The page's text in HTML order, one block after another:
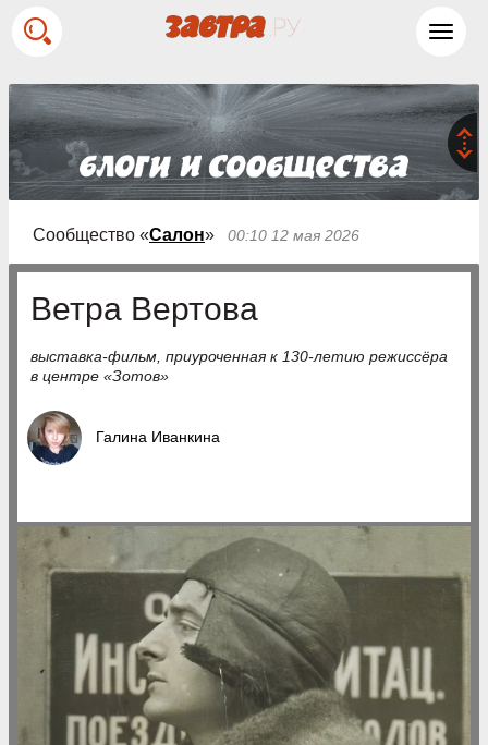
Сообщество «Салон» 00:10 12 мая 2026
Ветра Вертова
выставка-фильм, приуроченная к 130-летию режиссёра
в центре «Зотов»
Галина Иванкина